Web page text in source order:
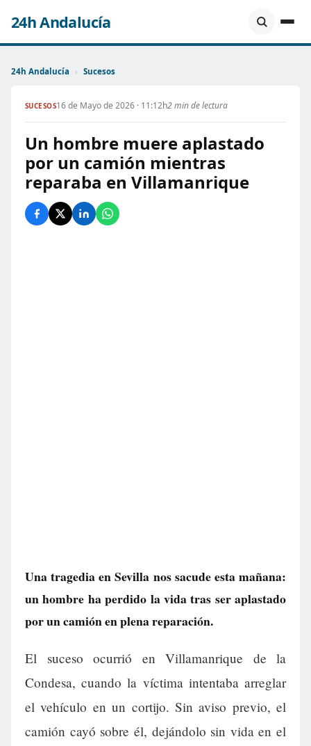
24h Andalucía
24h Andalucía › Sucesos
SUCESOS16 de Mayo de 2026 · 11:12h2 min de lectura
Un hombre muere aplastado
por un camión mientras
reparaba en Villamanrique
Una tragedia en Sevilla nos sacude esta mañana:
un hombre ha perdido la vida tras ser aplastado
por un camión en plena reparación.
El suceso ocurrió en Villamanrique de la
Condesa, cuando la víctima intentaba arreglar
el vehículo en un cortijo. Sin aviso previo, el
camión cayó sobre él, dejándolo sin vida en el